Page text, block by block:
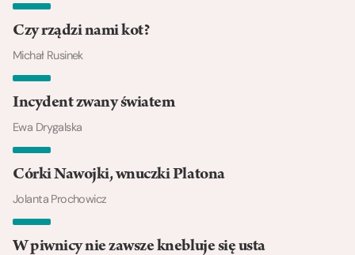
Czy rządzi nami kot?
Michał Rusinek
Incydent zwany światem
Ewa Drygalska
Córki Nawojki, wnuczki Platona
Jolanta Prochowicz
W piwnicy nie zawsze knebluje się usta